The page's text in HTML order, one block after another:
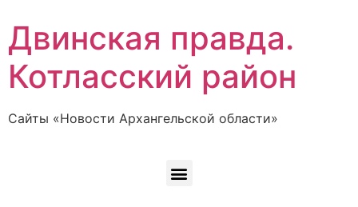
Двинская правда.
Котласский район
Сайты «Новости Архангельской области»